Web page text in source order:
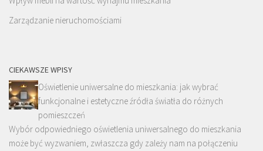
Zarządzanie nieruchomościami
CIEKAWSZE WPISY
Oświetlenie uniwersalne do mieszkania: jak wybrać
funkcjonalne i estetyczne źródła światła do różnych
pomieszczeń
Wybór odpowiedniego oświetlenia uniwersalnego do mieszkania
może być wyzwaniem, zwłaszcza gdy zależy nam na połączeniu